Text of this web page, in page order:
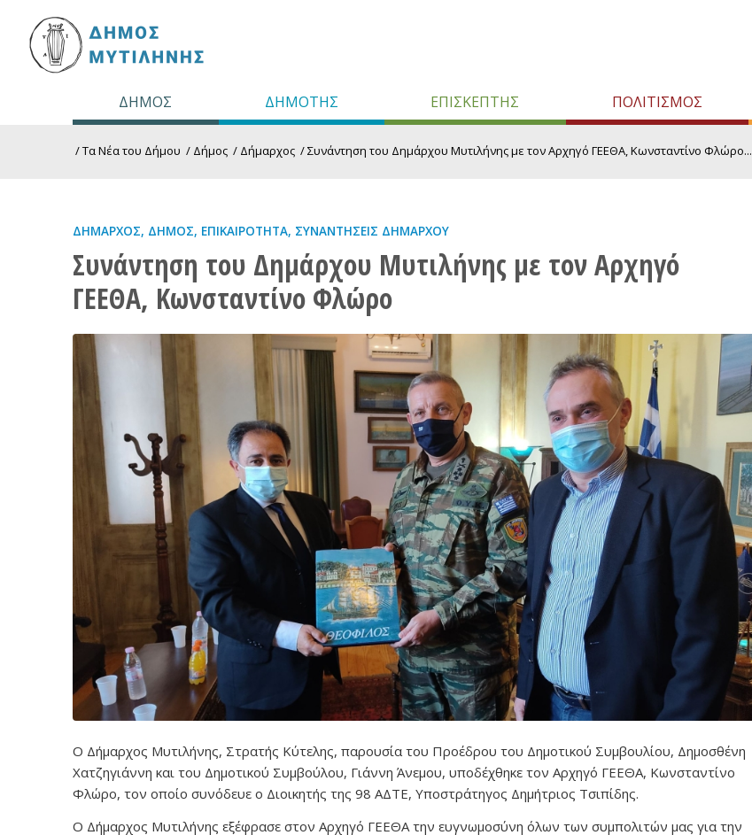
ΔΗΜΟΣ ΔΗΜΟΤΗΣ ΕΠΙΣΚΕΠΤΗΣ ΠΟΛΙΤΙΣΜΟΣ
/Τα Νέα του Δήμου / Δήμος / Δήμαρχος /Συνάντηση του Δημάρχου Μυτιλήνης με τον Αρχηγό ΓΕΕΘΑ, Κωνσταντίνο Φλώρο...
ΔΉΜΑΡΧΟΣ, ΔΉΜΟΣ, ΕΠΙΚΑΙΡΌΤΗΤΑ, ΣΥΝΑΝΤΉΣΕΙΣ ΔΗΜΆΡΧΟΥ
Συνάντηση του Δημάρχου Μυτιλήνης με τον Αρχηγό
ΓΕΕΘΑ, Κωνσταντίνο Φλώρο
Ο Δήμαρχος Μυτιλήνης, Στρατής Κύτελης, παρουσία του Προέδρου του Δημοτικού Συμβουλίου, Δημοσθένη
Χατζηγιάννη και του Δημοτικού Συμβούλου, Γιάννη Άνεμου, υποδέχθηκε τον Αρχηγό ΓΕΕΘΑ, Κωνσταντίνο
Φλώρο, τον οποίο συνόδευε ο Διοικητής της 98 ΑΔΤΕ, Υποστράτηγος Δημήτριος Τσιπίδης.
Ο Δήμαρχος Μυτιλήνης εξέφρασε στον Αρχηγό ΓΕΕΘΑ την ευγνωμοσύνη όλων των συμπολιτών μας για την